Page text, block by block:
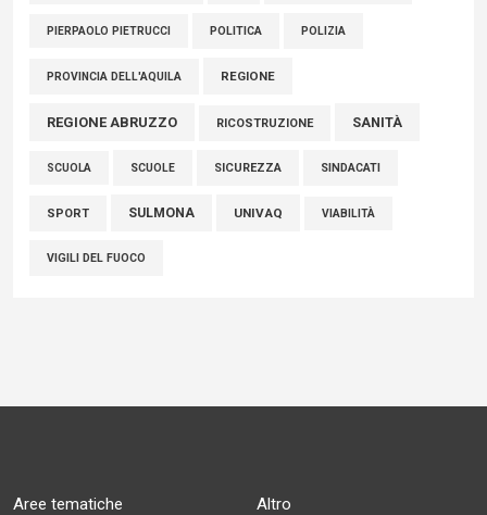
PIERPAOLO PIETRUCCI POLITICA POLIZIA
PROVINCIA DELL'AQUILA REGIONE
REGIONE ABRUZZO RICOSTRUZIONE SANITÀ
SCUOLA SCUOLE SICUREZZA SINDACATI
SPORT SULMONA UNIVAQ VIABILITÀ
VIGILI DEL FUOCO
Aree tematiche Altro